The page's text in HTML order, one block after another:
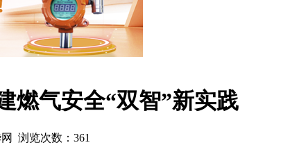
燃气安全“双智”新实践
浏览次数： 361